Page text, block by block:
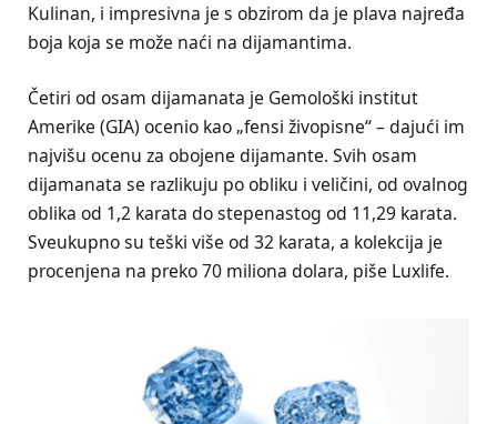
Kulinan, i impresivna je s obzirom da je plava najređa
boja koja se može naći na dijamantima.
Četiri od osam dijamanata je Gemološki institut
Amerike (GIA) ocenio kao „fensi živopisne“ – dajući im
najvišu ocenu za obojene dijamante. Svih osam
dijamanata se razlikuju po obliku i veličini, od ovalnog
oblika od 1,2 karata do stepenastog od 11,29 karata.
Sveukupno su teški više od 32 karata, a kolekcija je
procenjena na preko 70 miliona dolara, piše Luxlife.